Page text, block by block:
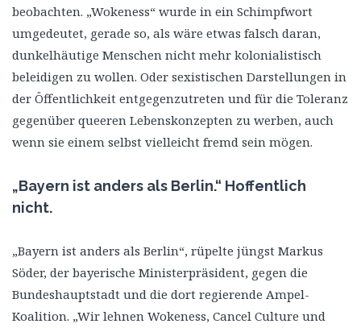
beobachten. „Wokeness“ wurde in ein Schimpfwort
umgedeutet, gerade so, als wäre etwas falsch daran,
dunkelhäutige Menschen nicht mehr kolonialistisch
beleidigen zu wollen. Oder sexistischen Darstellungen in
der Öffentlichkeit entgegenzutreten und für die Toleranz
gegenüber queeren Lebenskonzepten zu werben, auch
wenn sie einem selbst vielleicht fremd sein mögen.
„Bayern ist anders als Berlin.“ Hoffentlich
nicht.
„Bayern ist anders als Berlin“, rüpelte jüngst Markus
Söder, der bayerische Ministerpräsident, gegen die
Bundeshauptstadt und die dort regierende Ampel-
Koalition. „Wir lehnen Wokeness, Cancel Culture und